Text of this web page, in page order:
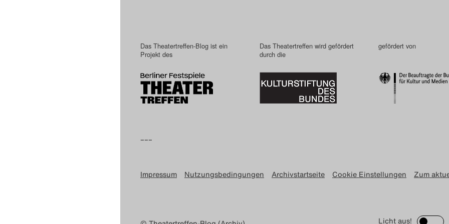
Das Theatertreffen-Blog ist ein
Projekt des
Das Theatertreffen wird gefördert
durch die
gefördert von
–––
Impressum Nutzungsbedingungen Archivstartseite Cookie Einstellungen Zum
Licht aus!